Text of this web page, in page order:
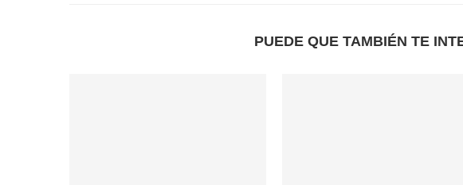
PUEDE QUE TAMBIÉN TE